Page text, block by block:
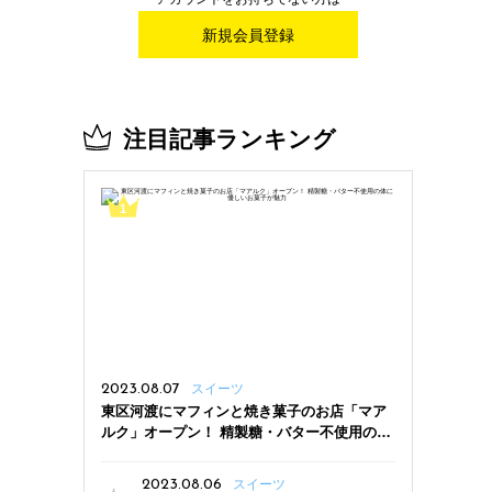
新規会員登録
注目記事ランキング
2023.08.07 スイーツ
東区河渡にマフィンと焼き菓子のお店「マア
ルク」オープン！ 精製糖・バター不使用の体
2023.08.06
スイーツ